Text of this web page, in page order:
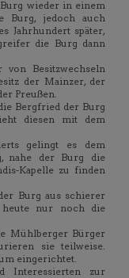
wieder in einem
Burg, jedoch auch
Jahrhundert später,
die Burg dann
Besitzwechseln
der Mainzer, der
Preußen.
Bergfried der Burg
diesen mit dem
gelingt es dem
nahe der Burg die
Kapelle zu finden
Burg aus schierer
heute nur noch die
Mühlberger Bürger
sie teilweise.
eingerichtet.
Interessierten zur